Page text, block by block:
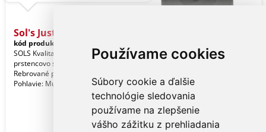
Používame cookies
Súbory cookie a ďalšie
technológie sledovania
používame na zlepšenie
vášho zážitku z prehliadania
Sol's Justin - Men's
kód produktu:
SOLS Kvalita. 100 % poločesaná
prstencovo spriadaná bavlna. Štýl.
Rebrované previazanie. Rúrkový.
Pohlavie: Muži